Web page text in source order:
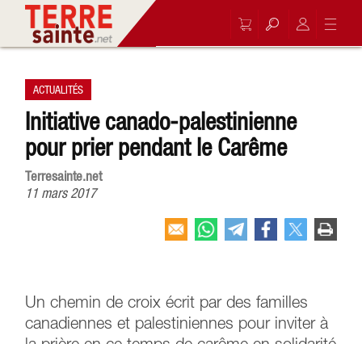
ACTUALITÉS
Initiative canado-palestinienne
pour prier pendant le Carême
Terresainte.net
11 mars 2017
Un chemin de croix écrit par des familles
canadiennes et palestiniennes pour inviter à